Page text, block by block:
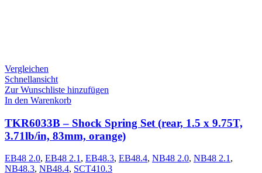
Vergleichen
Schnellansicht
Zur Wunschliste hinzufügen
In den Warenkorb
TKR6033B – Shock Spring Set (rear, 1.5 x 9.75T,
3.71lb/in, 83mm, orange)
EB48 2.0, EB48 2.1 , EB48.3, EB48.4, NB48 2.0, NB48 2.1 ,
NB48.3, NB48.4, SCT410.3